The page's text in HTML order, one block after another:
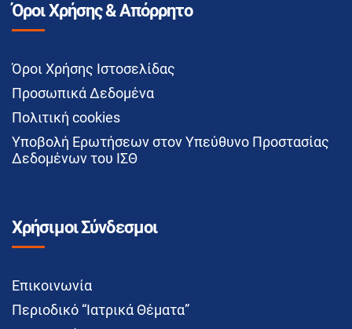
Όροι Χρήσης & Απόρρητο
Όροι Χρήσης Ιστοσελίδας
Προσωπικά Δεδομένα
Πολιτική cookies
Υποβολή Ερωτήσεων στον Υπεύθυνο Προστασίας
Δεδομένων του ΙΣΘ
Χρήσιμοι Σύνδεσμοι
Επικοινωνία
Περιοδικό “Ιατρικά Θέματα”